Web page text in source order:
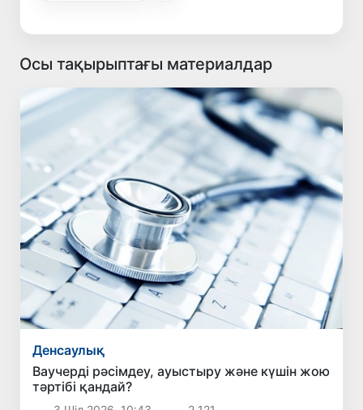
Осы тақырыптағы материалдар
Денсаулық
Ваучерді рәсімдеу, ауыстыру және күшін жою
тәртібі қандай?